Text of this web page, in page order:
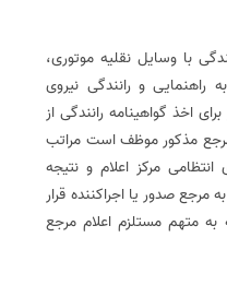
با وسایل نقلیه موتوری،
راهنمایی و رانندگی نیروی
اخذ گواهینامه رانندگی از
مذکور موظف است مراتب
مرکز اعلام و نتیجه
صدور یا اجراکننده قرار
متهم مستلزم اعلام مرجع